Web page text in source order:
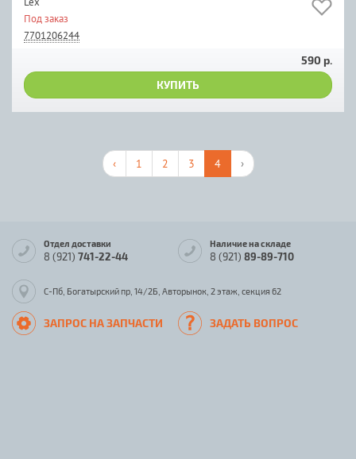
Под заказ
7701206244
590 р.
КУПИТЬ
‹ 1 2 3 4 ›
Отдел доставки
8 (921) 741-22-44
Наличие на складе
8 (921) 89-89-710
С-Пб, Богатырский пр, 14/2Б, Авторынок, 2 этаж, секция 62
ЗАПРОС НА ЗАПЧАСТИ ЗАДАТЬ ВОПРОС